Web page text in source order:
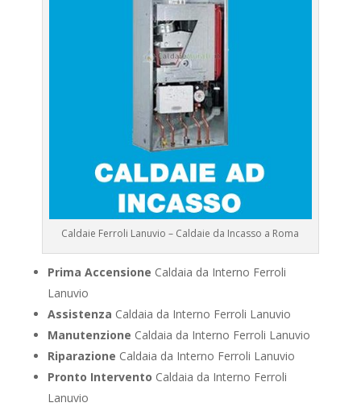
Caldaie Ferroli Lanuvio – Caldaie da Incasso a Roma
Prima Accensione Caldaia da Interno Ferroli
Lanuvio
Assistenza Caldaia da Interno Ferroli Lanuvio
Manutenzione Caldaia da Interno Ferroli Lanuvio
Riparazione Caldaia da Interno Ferroli Lanuvio
Pronto Intervento Caldaia da Interno Ferroli
Lanuvio